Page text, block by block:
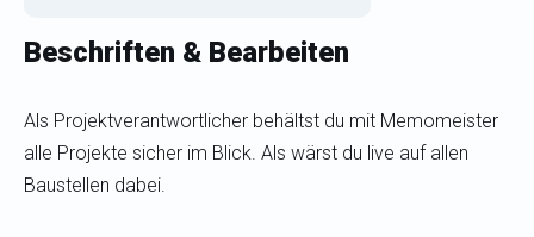
Beschriften & Bearbeiten
Als Projektverantwortlicher behältst du mit Memomeister
alle Projekte sicher im Blick. Als wärst du live auf allen
Baustellen dabei.